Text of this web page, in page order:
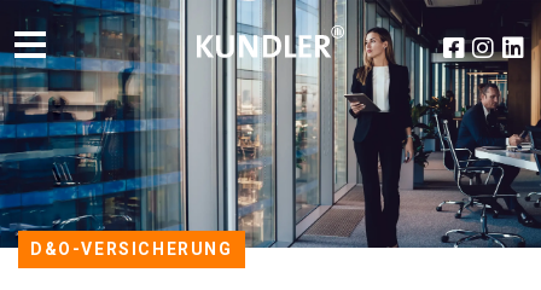
D&O-VERSICHERUNG